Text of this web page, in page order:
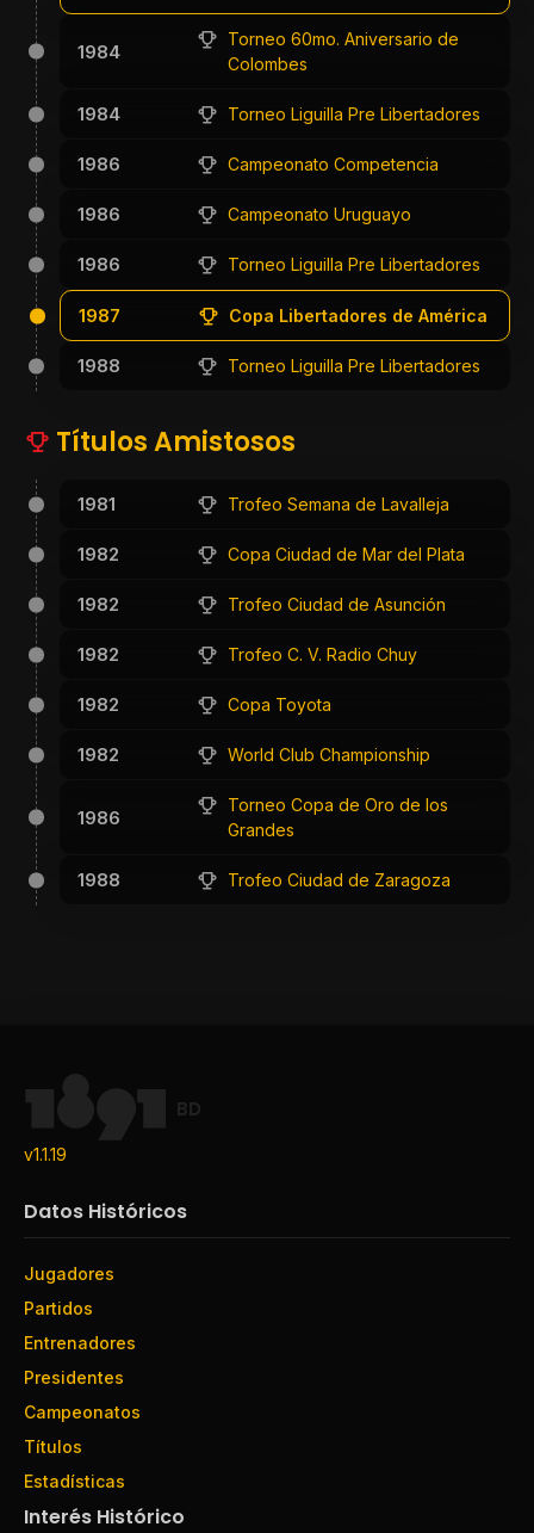
1984
Torneo 60mo. Aniversario de
Colombes
1984 Torneo Liguilla Pre Libertadores
1986 Campeonato Competencia
1986 Campeonato Uruguayo
1986 Torneo Liguilla Pre Libertadores
1987 Copa Libertadores de América
1988 Torneo Liguilla Pre Libertadores
Títulos Amistosos
1981 Trofeo Semana de Lavalleja
1982 Copa Ciudad de Mar del Plata
1982 Trofeo Ciudad de Asunción
1982 Trofeo C. V. Radio Chuy
1982 Copa Toyota
1982 World Club Championship
1986
Torneo Copa de Oro de los
Grandes
1988 Trofeo Ciudad de Zaragoza
BD
v1.1.19
Datos Históricos
Jugadores
Partidos
Entrenadores
Presidentes
Campeonatos
Títulos
Estadísticas
Interés Histórico